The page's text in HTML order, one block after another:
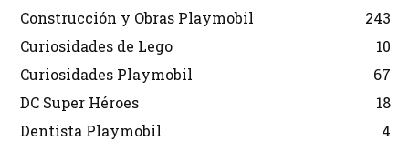
Construcción y Obras Playmobil
243
Curiosidades de Lego
10
Curiosidades Playmobil
67
DC Super Héroes
18
Dentista Playmobil
4